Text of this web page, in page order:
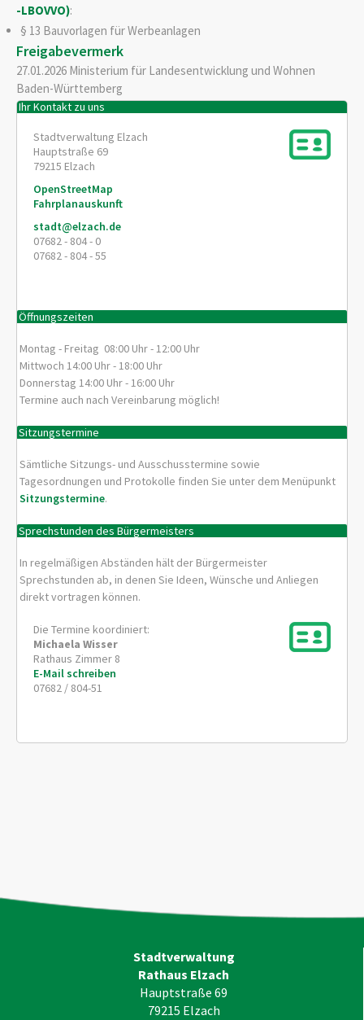
-LBOVVO):
§ 13 Bauvorlagen für Werbeanlagen
Freigabevermerk
27.01.2026 Ministerium für Landesentwicklung und Wohnen
Baden-Württemberg
Ihr Kontakt zu uns
Stadtverwaltung Elzach
Hauptstraße 69
79215 Elzach
OpenStreetMap
Fahrplanauskunft
stadt@elzach.de
07682 - 804 - 0
07682 - 804 - 55
Öffnungszeiten
Montag - Freitag 08:00 Uhr - 12:00 Uhr
Mittwoch 14:00 Uhr - 18:00 Uhr
Donnerstag 14:00 Uhr - 16:00 Uhr
Termine auch nach Vereinbarung möglich!
Sitzungstermine
Sämtliche Sitzungs- und Ausschusstermine sowie
Tagesordnungen und Protokolle finden Sie unter dem Menüpunkt
Sitzungstermine.
Sprechstunden des Bürgermeisters
In regelmäßigen Abständen hält der Bürgermeister
Sprechstunden ab, in denen Sie Ideen, Wünsche und Anliegen
direkt vortragen können.
Die Termine koordiniert:
Michaela Wisser
Rathaus Zimmer 8
E-Mail schreiben
07682 / 804-51
Stadtverwaltung
Rathaus Elzach
Hauptstraße 69
79215 Elzach